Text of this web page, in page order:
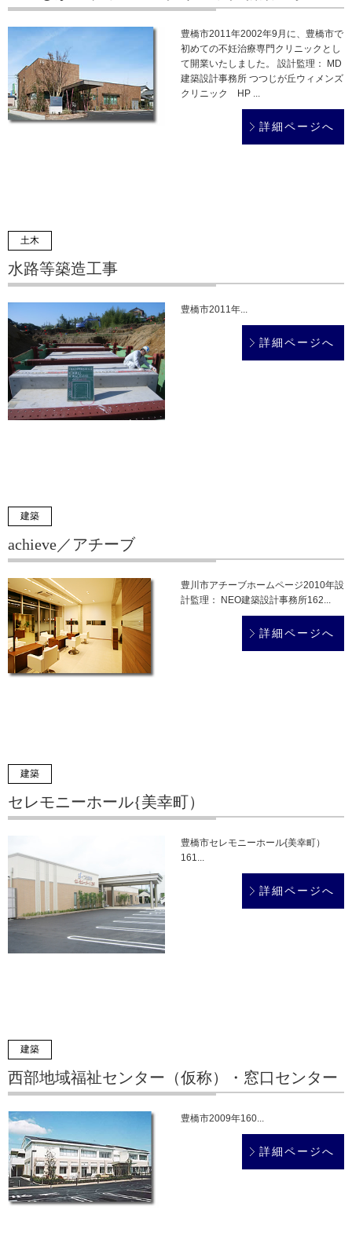
豊橋市2011年2002年9月に、豊橋市で
初めての不妊治療専門クリニックとし
て開業いたしました。 設計監理： MD
建築設計事務所 つつじが丘ウィメンズ
クリニック HP ...
詳細ページへ
土木
水路等築造工事
豊橋市2011年...
詳細ページへ
建築
achieve／アチーブ
豊川市アチーブホームページ2010年設
計監理： NEO建築設計事務所162...
詳細ページへ
建築
セレモニーホール{美幸町）
豊橋市セレモニーホール{美幸町）
161...
詳細ページへ
建築
西部地域福祉センター（仮称）・窓口センター
豊橋市2009年160...
詳細ページへ